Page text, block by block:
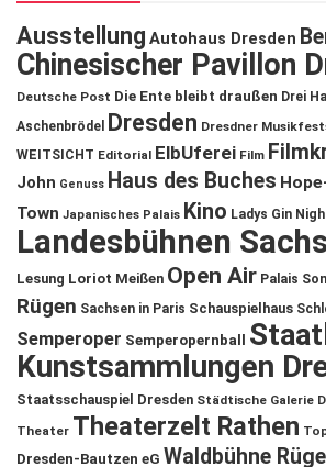
Ausstellung Autohaus Dresden
Chinesischer Pavillon
Deutsche Post Die Ente bleibt draußen Drei
Aschenbrödel Dresden Dresdner
WEITSICHT Editorial ElbUferei Film
John Genuss Haus des Buches
Town Japanisches Palais Kino Ladys Gin
Landesbühnen
Lesung Loriot Meißen Open Air Palais
Rügen Sachsen in Paris Schauspielhaus
Semperoper Semperopernball
Kunstsammlungen
Staatsschauspiel Dresden Städtische Galerie
Theater Theaterzelt Rathen
Dresden-Bautzen eG Waldbühne